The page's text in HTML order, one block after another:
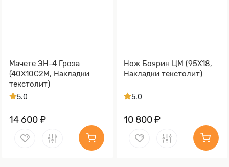
Мачете ЭН-4 Гроза
(40Х10С2М, Накладки
текстолит)
5.0
14 600 ₽
Нож Боярин ЦМ (95Х18,
Накладки текстолит)
5.0
10 800 ₽